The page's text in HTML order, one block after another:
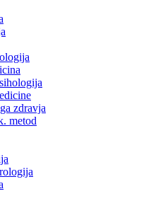
zdravja
metod